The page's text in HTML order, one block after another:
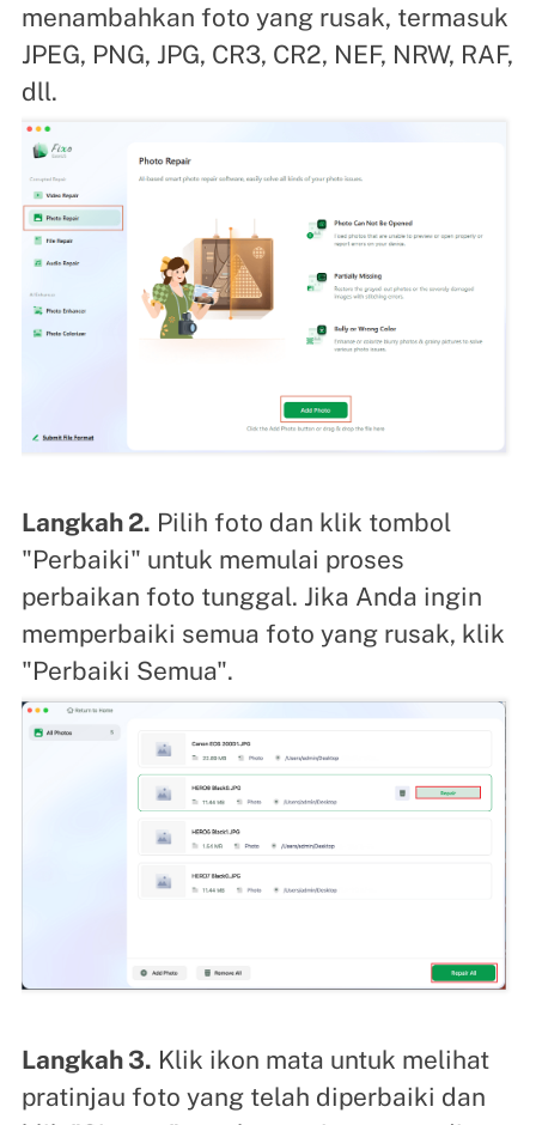
menambahkan foto yang rusak, termasuk
JPEG, PNG, JPG, CR3, CR2, NEF, NRW, RAF,
dll.
Langkah 2. Pilih foto dan klik tombol
"Perbaiki" untuk memulai proses
perbaikan foto tunggal. Jika Anda ingin
memperbaiki semua foto yang rusak, klik
"Perbaiki Semua".
Langkah 3. Klik ikon mata untuk melihat
pratinjau foto yang telah diperbaiki dan